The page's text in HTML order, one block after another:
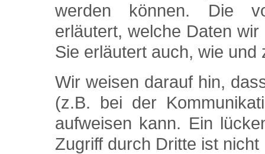
werden können. Die
erläutert, welche Daten
Sie erläutert auch, wie
Wir weisen darauf hin,
(z.B. bei der
aufweisen kann. Ein
Zugriff durch Dritte ist nicht